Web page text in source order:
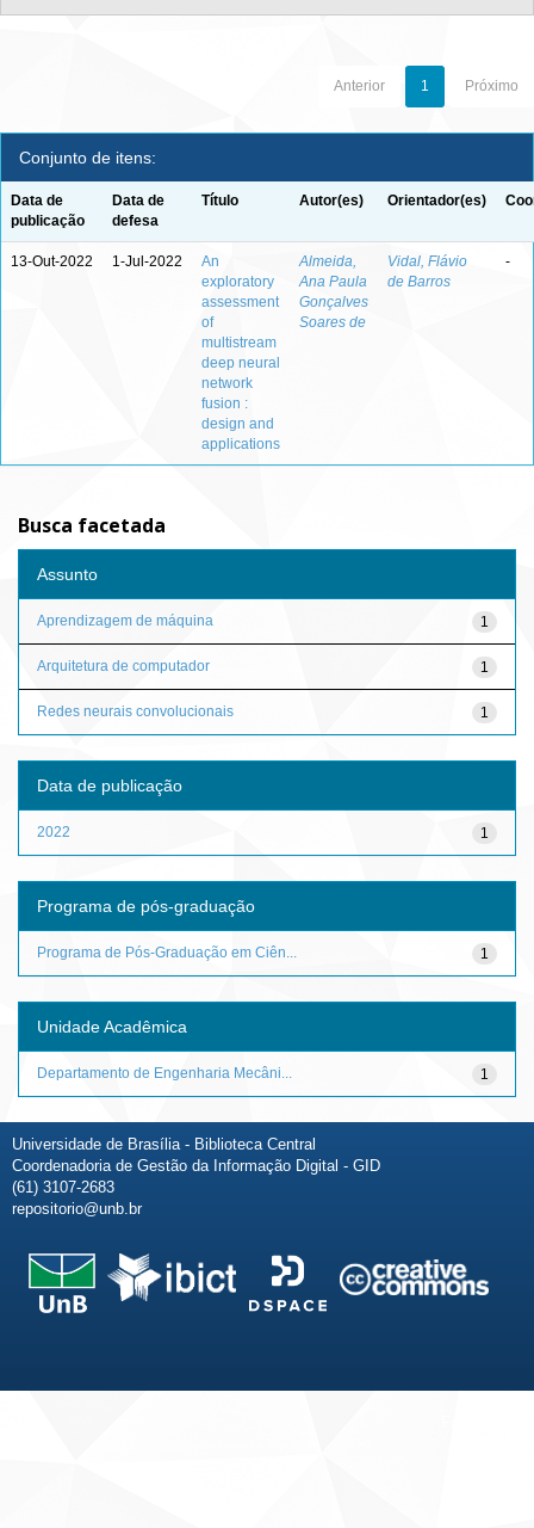
Anterior 1 Próximo
Conjunto de itens:
Data de
publicação
Data de
defesa
Título Autor(es) Orientador(es)
13-Out-2022 1-Jul-2022
An
exploratory
assessment
of
multistream
deep neural
network
fusion :
design and
applications
Almeida,
Ana Paula
Gonçalves
Soares de
Vidal, Flávio
de Barros
-
Busca facetada
Assunto
1
Aprendizagem de máquina
1
Arquitetura de computador
1
Redes neurais convolucionais
Data de publicação
1
2022
Programa de pós-graduação
1
Programa de Pós-Graduação em Ciên...
Unidade Acadêmica
1
Departamento de Engenharia Mecâni...
Universidade de Brasília - Biblioteca Central
Coordenadoria de Gestão da Informação Digital - GID
(61) 3107-2683
repositorio@unb.br